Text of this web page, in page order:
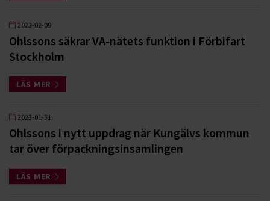
2023-02-09
Ohlssons säkrar VA-nätets funktion i Förbifart
Stockholm
LÄS MER
2023-01-31
Ohlssons i nytt uppdrag när Kungälvs kommun
tar över förpackningsinsamlingen
LÄS MER